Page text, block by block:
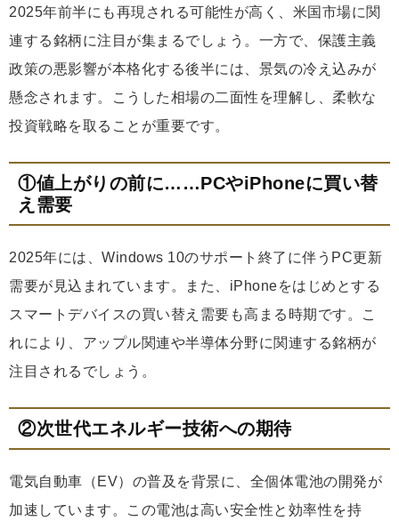
2025年前半にも再現される可能性が高く、米国市場に関
連する銘柄に注目が集まるでしょう。一方で、保護主義
政策の悪影響が本格化する後半には、景気の冷え込みが
懸念されます。こうした相場の二面性を理解し、柔軟な
投資戦略を取ることが重要です。
①値上がりの前に……PCやiPhoneに買い替
え需要
2025年には、Windows 10のサポート終了に伴うPC更新
需要が見込まれています。また、iPhoneをはじめとする
スマートデバイスの買い替え需要も高まる時期です。こ
れにより、アップル関連や半導体分野に関連する銘柄が
注目されるでしょう。
②次世代エネルギー技術への期待
電気自動車（EV）の普及を背景に、全個体電池の開発が
加速しています。この電池は高い安全性と効率性を持